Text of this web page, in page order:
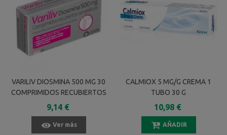
VARILIV DIOSMINA 500 MG 30
COMPRIMIDOS RECUBIERTOS
9,14 €
Ver más
CALMIOX 5 MG/G CREMA 1
TUBO 30 G
10,98 €
AÑADIR